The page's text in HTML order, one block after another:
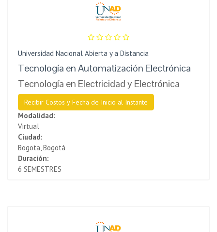
Universidad Nacional Abierta y a Distancia
Tecnología en Automatización Electrónica
Tecnología en Electricidad y Electrónica
Recibir Costos y Fecha de Inicio al Instante
Modalidad:
Virtual
Ciudad:
Bogota, Bogotá
Duración:
6 SEMESTRES